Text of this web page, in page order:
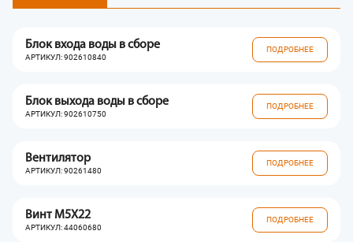
Блок входа воды в сборе
АРТИКУЛ: 902610840
ПОДРОБНЕЕ
Блок выхода воды в сборе
АРТИКУЛ: 902610750
ПОДРОБНЕЕ
Вентилятор
АРТИКУЛ: 90261480
ПОДРОБНЕЕ
Винт M5X22
АРТИКУЛ: 44060680
ПОДРОБНЕЕ